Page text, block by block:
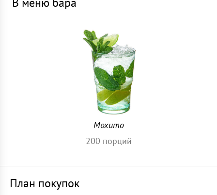
Мохито
200 порций
План покупок